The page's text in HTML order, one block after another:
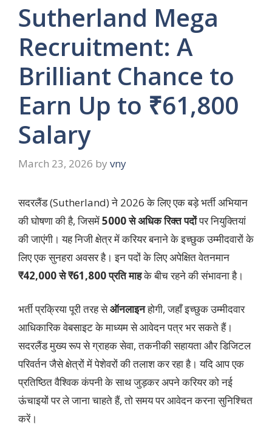
Sutherland Mega
Recruitment: A
Brilliant Chance to
Earn Up to ₹61,800
Salary
March 23, 2026 by vny
सदरलैंड (Sutherland) ने 2026 के लिए एक बड़े भर्ती अभियान
की घोषणा की है, जिसमें5000 से अधिक रिक्त पदोंपर नियुक्तियां
की जाएंगी। यह निजी क्षेत्र में करियर बनाने के इच्छुक उम्मीदवारों के
लिए एक सुनहरा अवसर है। इन पदों के लिए अपेक्षित वेतनमान
₹42,000 से ₹61,800 प्रति माहके बीच रहने की संभावना है।
भर्ती प्रक्रिया पूरी तरह सेऑनलाइनहोगी, जहाँ इच्छुक उम्मीदवार
आधिकारिक वेबसाइट के माध्यम से आवेदन पत्र भर सकते हैं।
सदरलैंड मुख्य रूप से ग्राहक सेवा, तकनीकी सहायता और डिजिटल
परिवर्तन जैसे क्षेत्रों में पेशेवरों की तलाश कर रहा है। यदि आप एक
प्रतिष्ठित वैश्विक कंपनी के साथ जुड़कर अपने करियर को नई
ऊंचाइयों पर ले जाना चाहते हैं, तो समय पर आवेदन करना सुनिश्चित
करें।